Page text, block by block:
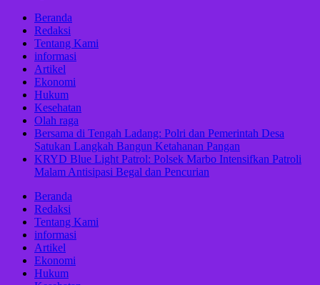
Beranda
Redaksi
Tentang Kami
informasi
Artikel
Ekonomi
Hukum
Kesehatan
Olah raga
Bersama di Tengah Ladang: Polri dan Pemerintah Desa
Satukan Langkah Bangun Ketahanan Pangan
KRYD Blue Light Patrol: Polsek Marbo Intensifkan Patroli
Malam Antisipasi Begal dan Pencurian
Beranda
Redaksi
Tentang Kami
informasi
Artikel
Ekonomi
Hukum